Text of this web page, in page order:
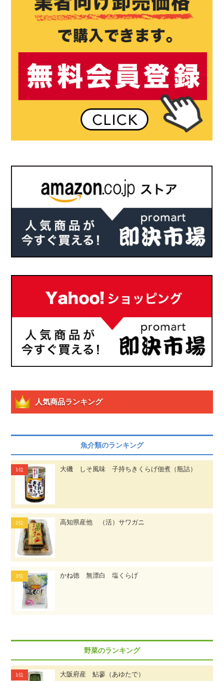
人気商品ランキング
魚介類のランキング
大磯 しそ風味 子持ちきくらげ佃煮（瓶詰）
高知県産他 （活）サワガニ
かね徳 無漂白 塩くらげ
野菜のランキング
大阪府産 鮎蓼（あゆたで）